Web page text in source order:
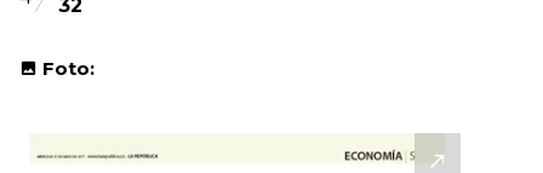
32
Foto: